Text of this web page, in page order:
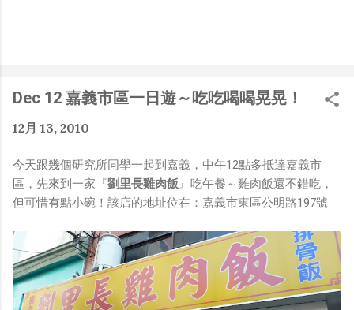
人，那我還在這幹嘛？？？（笑）” 也記得更久以前，當我
們還在研究那個眼鏡時，常聽到像是：『 他們不知道用了
什麼黑科技 』，這類沒有建設性、不應該從 RD 嘴裡說出
SW嘴砲經理（暫且以H君稱之），沒事就把『 黑科技 』
三個字掛在嘴上，當做無知的遮羞布，我就會感到倒胃口！
同樣身為RD，我只覺得 Shame on you！（打嘴炮、作
去幫自己抬轎、有鍋直接推給下屬扛、散佈同事私生活謠
言，還有職場霸凌，這些你他媽都頂級專業戶，除此之外沒
啥洨用了！） 一件理論上可以做到的事情，外行人的認知
被信息差，不懂加上沒實作能力去驗證，就什麼都變成黑科
Dec 12 嘉義市區一日遊～吃吃喝喝晃晃！
12月 13, 2010
今天跟幾個研究所同學一起到嘉義，中午12點多抵達嘉義市
區，先來到一家『劉里長雞肉飯 』吃午餐～雞肉飯還不錯吃，
但可惜有點小碗！該店的地址位在：嘉義市東區公明路197號